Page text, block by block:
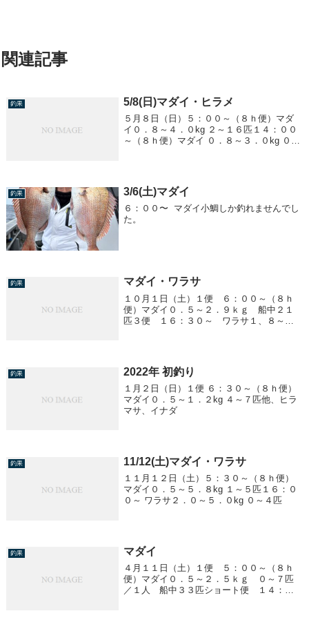
関連記事
釣果 5/8(日)マダイ・ヒラメ
５月８日（日）５：００～（８ｈ便）マダ
イ０．８～４．０kg ２～１６匹１４：００
～（８ｈ便）マダイ ０．８～３．０kg ０～
釣果 3/6(土)マダイ
６：００〜 マダイ小鯛しか釣れませんでし
た。
釣果 マダイ・ワラサ
１０月１日（土）１便 ６：００～（８ｈ
便）マダイ０．５～２．９ｋｇ 船中２１
匹３便 １６：３０～ ワラサ１、８～
釣果 2022年 初釣り
１月２日（日）１便 ６：３０～（８ｈ便）
マダイ０．５～１．２kg ４～７匹他、ヒラ
マサ、イナダ
釣果 11/12(土)マダイ・ワラサ
１１月１２日（土）５：３０～（８ｈ便）
マダイ０．５～５．８kg １～５匹１６：０
０～ ワラサ２．０～５．０kg ０～４匹
釣果 マダイ
４月１１日（土）１便 ５：００～（８ｈ
便）マダイ０．５～２．５ｋｇ ０～７匹
／１人 船中３３匹ショート便 １４：０